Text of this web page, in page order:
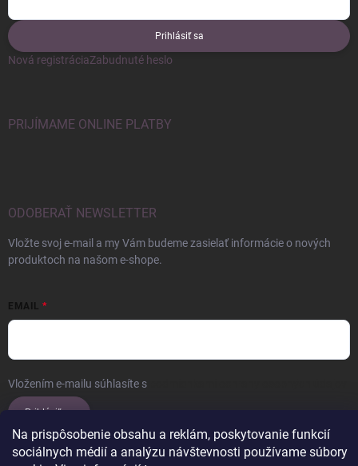
Na prispôsobenie obsahu a reklám, poskytovanie funkcií
sociálnych médií a analýzu návštevnosti používame súbory
Prihlásiť sa
Nová registráciaZabudnuté heslo
PRIJÍMAME ONLINE PLATBY
ODOBERAŤ NEWSLETTER
Vložte svoj e-mail a my Vám budeme zasielať informácie o nových
produktoch na našom e-shope.
EMAIL
Vložením e-mailu súhlasíte s
Prihlásiť sa